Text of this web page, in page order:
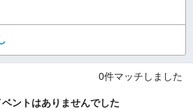
0件マッチしました
ントはありませんでした